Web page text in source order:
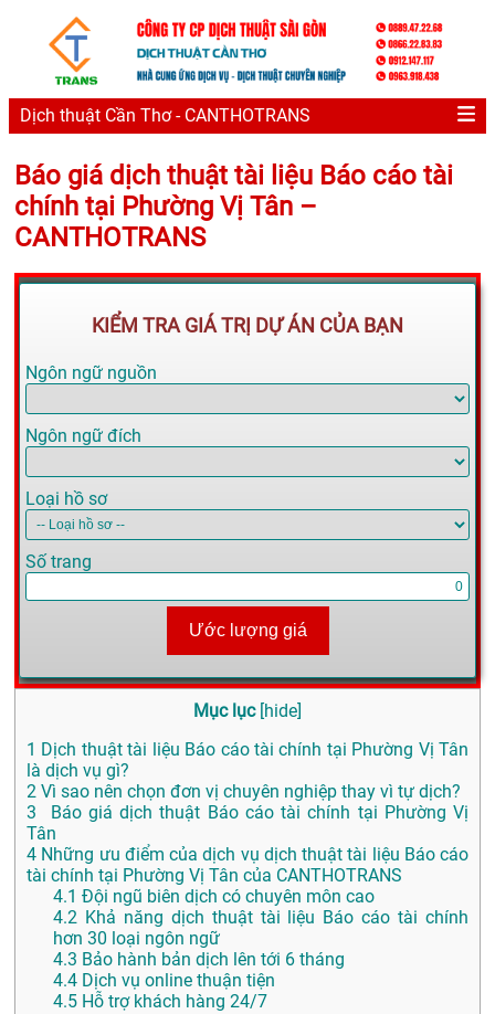
Dịch thuật Cần Thơ - CANTHOTRANS
Báo giá dịch thuật tài liệu Báo cáo tài
chính tại Phường Vị Tân –
CANTHOTRANS
KIỂM TRA GIÁ TRỊ DỰ ÁN CỦA BẠN
Ngôn ngữ nguồn
Ngôn ngữ đích
Loại hồ sơ
Số trang
Ước lượng giá
Mục lục [hide]
1 Dịch thuật tài liệu Báo cáo tài chính tại Phường Vị Tân
là dịch vụ gì?
2 Vì sao nên chọn đơn vị chuyên nghiệp thay vì tự dịch?
3 Báo giá dịch thuật Báo cáo tài chính tại Phường Vị
Tân
4 Những ưu điểm của dịch vụ dịch thuật tài liệu Báo cáo
tài chính tại Phường Vị Tân của CANTHOTRANS
4.1 Đội ngũ biên dịch có chuyên môn cao
4.2 Khả năng dịch thuật tài liệu Báo cáo tài chính
hơn 30 loại ngôn ngữ
4.3 Bảo hành bản dịch lên tới 6 tháng
4.4 Dịch vụ online thuận tiện
4.5 Hỗ trợ khách hàng 24/7